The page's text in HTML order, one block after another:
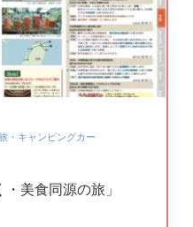
・キャンピングカー
美食同源の旅」